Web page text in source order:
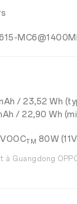
/ 23,52 Wh
/ 22,90 Wh
TM 80W
Guangdong